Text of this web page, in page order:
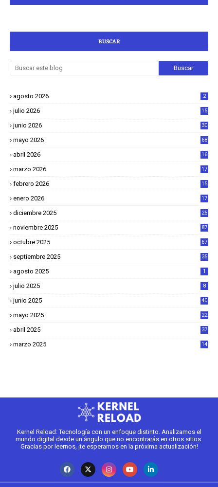
BUSCAR
agosto 2026 2
julio 2026 15
junio 2026 30
mayo 2026 68
abril 2026
16
marzo 2026
17
febrero 2026
15
enero 2026
17
diciembre 2025
25
noviembre 2025 87
octubre 2025 67
septiembre 2025 35
agosto 2025 1
julio 2025 8
junio 2025 40
mayo 2025
22
abril 2025
37
marzo 2025
14
Kernel Reload: Tecnología con un enfoque distinto. Analizamos el
mundo digital desde un ángulo que no encontrarás en otros sitios.
Gracias por leernos, ¡te esperamos en la próxima actualización!